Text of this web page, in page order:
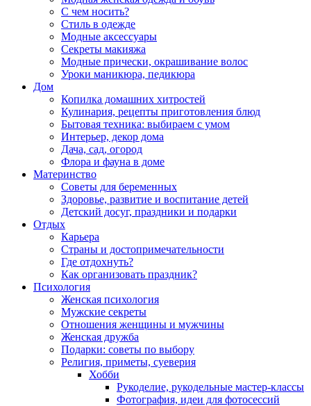
С чем носить?
Стиль в одежде
Модные аксессуары
Секреты макияжа
Модные прически, окрашивание волос
Уроки маникюра, педикюра
Дом
Копилка домашних хитростей
Кулинария, рецепты приготовления блюд
Бытовая техника: выбираем с умом
Интерьер, декор дома
Дача, сад, огород
Флора и фауна в доме
Материнство
Советы для беременных
Здоровье, развитие и воспитание детей
Детский досуг, праздники и подарки
Отдых
Карьера
Страны и достопримечательности
Где отдохнуть?
Как организовать праздник?
Психология
Женская психология
Мужские секреты
Отношения женщины и мужчины
Женская дружба
Подарки: советы по выбору
Религия, приметы, суеверия
Хобби
Рукоделие, рукодельные мастер-классы
Фотография, идеи для фотосессий